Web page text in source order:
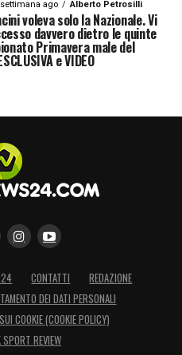
ago Alberto Petrosilli
voleva solo la Nazionale. Vi
davvero dietro le quinte
Primavera male del
e VIDEO
24 CONTATTI
REDAZIONE
DEI DATI PERSONALI
COOKIE (COOKIE POLICY)
SPORT REVIEW